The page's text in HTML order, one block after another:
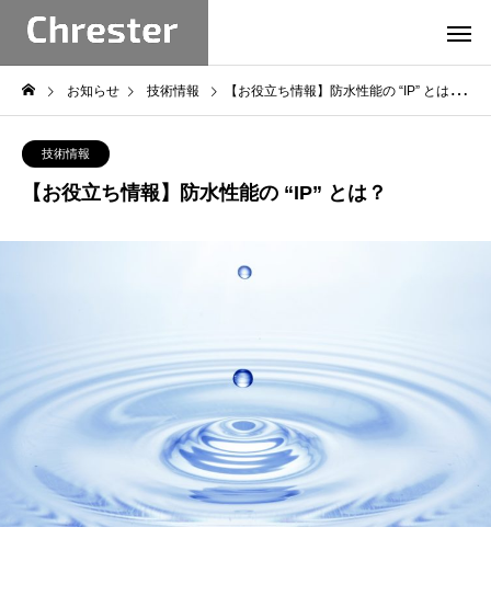
お知らせ 技術情報 【お役立ち情報】防水性能の “IP” とは？
技術情報
【お役立ち情報】防水性能の “IP” とは？